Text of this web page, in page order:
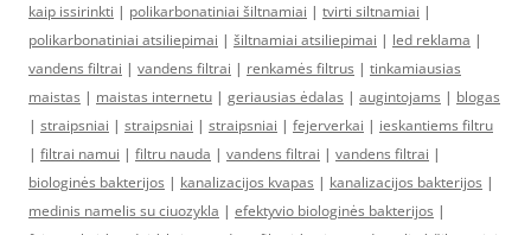
kaip issirinkti | polikarbonatiniai šiltnamiai | tvirti siltnamiai |
polikarbonatiniai atsiliepimai | šiltnamiai atsiliepimai | led reklama |
vandens filtrai | vandens filtrai | renkamės filtrus | tinkamiausias
maistas | maistas internetu | geriausias ėdalas | augintojams | blogas
| straipsniai | straipsniai | straipsniai | fejerverkai | ieskantiems filtru
| filtrai namui | filtru nauda | vandens filtrai | vandens filtrai |
biologinės bakterijos | kanalizacijos kvapas | kanalizacijos bakterijos |
medinis namelis su ciuozykla | efektyvio biologinės bakterijos |